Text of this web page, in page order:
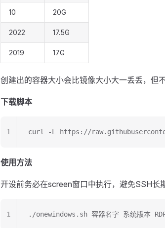
10 20G
2022 17.5G
2019 17G
创建出的容器大小会比镜像大小大一丢丢，但
下载脚本
curl -L https://
1
使用方法
开设前务必在screen窗口中执行，避免SSH长
./onewindows.sh 容器名字 系统版本
1